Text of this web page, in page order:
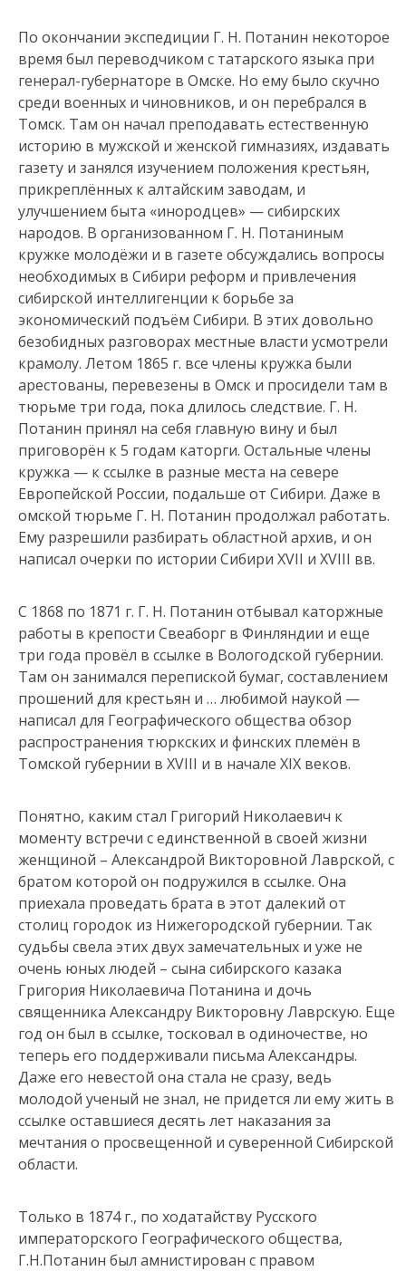
По окончании экспедиции Г. Н. Потанин некоторое
время был переводчиком с татарского языка при
генерал-губернаторе в Омске. Но ему было скучно
среди военных и чиновников, и он перебрался в
Томск. Там он начал преподавать естественную
историю в мужской и женской гимназиях, издавать
газету и занялся изучением положения крестьян,
прикреплённых к алтайским заводам, и
улучшением быта «инородцев» — сибирских
народов. В организованном Г. Н. Потаниным
кружке молодёжи и в газете обсуждались вопросы
необходимых в Сибири реформ и привлечения
сибирской интеллигенции к борьбе за
экономический подъём Сибири. В этих довольно
безобидных разговорах местные власти усмотрели
крамолу. Летом 1865 г. все члены кружка были
арестованы, перевезены в Омск и просидели там в
тюрьме три года, пока длилось следствие. Г. Н.
Потанин принял на себя главную вину и был
приговорён к 5 годам каторги. Остальные члены
кружка — к ссылке в разные места на севере
Европейской России, подальше от Сибири. Даже в
омской тюрьме Г. Н. Потанин продолжал работать.
Ему разрешили разбирать областной архив, и он
написал очерки по истории Сибири XVII и XVIII вв.
С 1868 по 1871 г. Г. Н. Потанин отбывал каторжные
работы в крепости Свеаборг в Финляндии и еще
три года провёл в ссылке в Вологодской губернии.
Там он занимался перепиской бумаг, составлением
прошений для крестьян и … любимой наукой —
написал для Географического общества обзор
распространения тюркских и финских племён в
Томской губернии в XVIII и в начале XIX веков.
Понятно, каким стал Григорий Николаевич к
моменту встречи с единственной в своей жизни
женщиной – Александрой Викторовной Лаврской, с
братом которой он подружился в ссылке. Она
приехала проведать брата в этот далекий от
столиц городок из Нижегородской губернии. Так
судьбы свела этих двух замечательных и уже не
очень юных людей – сына сибирского казака
Григория Николаевича Потанина и дочь
священника Александру Викторовну Лаврскую. Еще
год он был в ссылке, тосковал в одиночестве, но
теперь его поддерживали письма Александры.
Даже его невестой она стала не сразу, ведь
молодой ученый не знал, не придется ли ему жить в
ссылке оставшиеся десять лет наказания за
мечтания о просвещенной и суверенной Сибирской
области.
Только в 1874 г., по ходатайству Русского
императорского Географического общества,
Г.Н.Потанин был амнистирован с правом